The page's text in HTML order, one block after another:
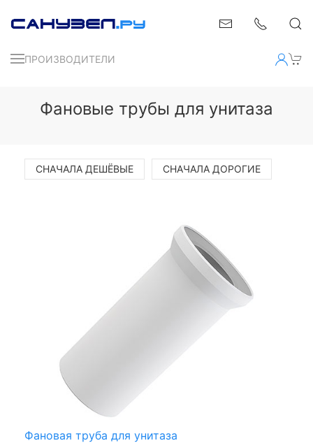
ПРОИЗВОДИТЕЛИ
Фановые трубы для унитаза
СНАЧАЛА ДЕШЁВЫЕ СНАЧАЛА ДОРОГИЕ
Фановая труба для унитаза